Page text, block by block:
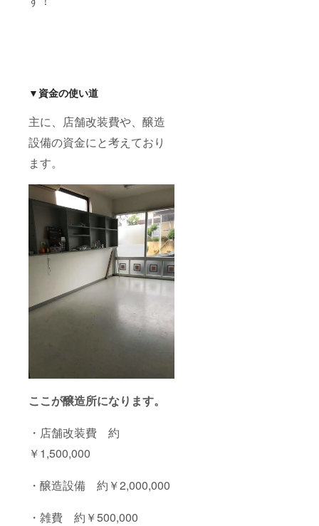
▼資金の使い道
主に、店舗改装費や、醸造
設備の資金にと考えており
ます。
ここが醸造所になります。
・店舗改装費 約
￥1,500,000
・醸造設備 約￥2,000,000
・雑費 約￥500,000